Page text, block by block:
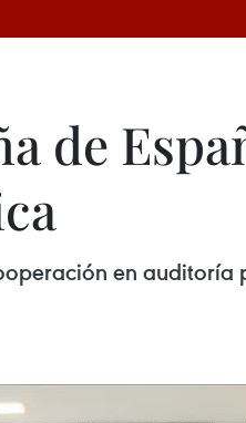
de
en